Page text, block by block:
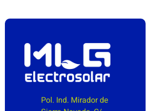
Pol. Ind. Mirador de